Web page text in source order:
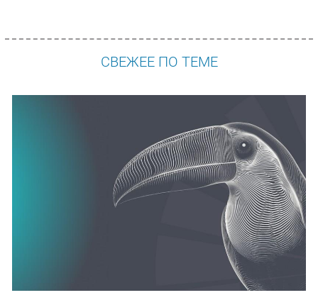
СВЕЖЕЕ ПО ТЕМЕ